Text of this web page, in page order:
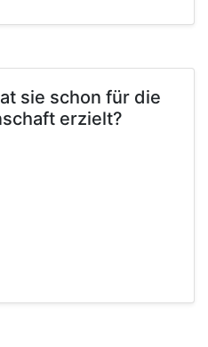
sie schon für die
erzielt?